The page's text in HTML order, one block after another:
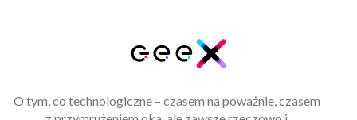
O tym, co technologiczne – czasem na poważnie, czasem